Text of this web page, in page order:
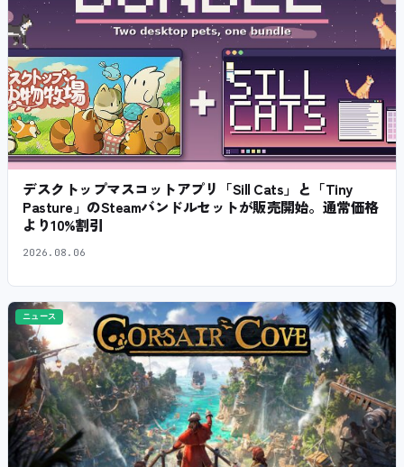
デスクトップマスコットアプリ「Sill Cats」と「Tiny
Pasture」のSteamバンドルセットが販売開始。通常価格
より10%割引
2026.08.06
ニュース